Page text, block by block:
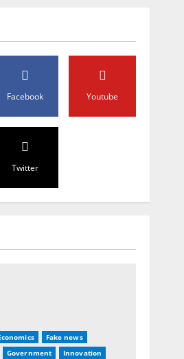
Facebook Youtube
Twitter
Fake news
Government
Innovation